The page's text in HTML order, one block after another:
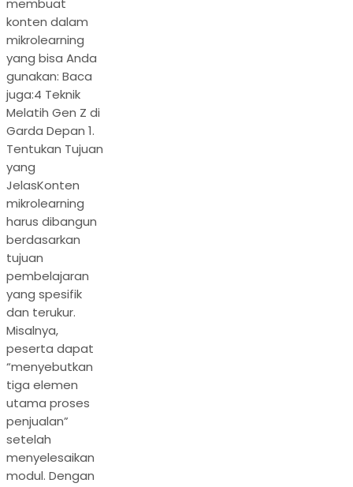
membuat
konten dalam
mikrolearning
yang bisa Anda
gunakan: Baca
juga:4 Teknik
Melatih Gen Z di
Garda Depan 1.
Tentukan Tujuan
yang
JelasKonten
mikrolearning
harus dibangun
berdasarkan
tujuan
pembelajaran
yang spesifik
dan terukur.
Misalnya,
peserta dapat
“menyebutkan
tiga elemen
utama proses
penjualan”
setelah
menyelesaikan
modul. Dengan